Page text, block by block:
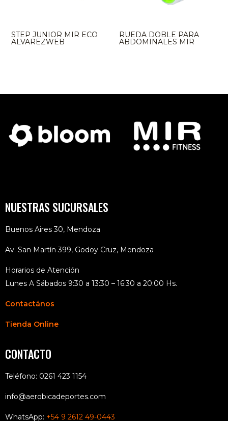
STEP JUNIOR MIR ECO
ALVAREZWEB
RUEDA DOBLE PARA
ABDOMINALES MIR
NUESTRAS SUCURSALES
Buenos Aires 30, Mendoza
Av. San Martín 399, Godoy Cruz, Mendoza
Horarios de Atención
Lunes A Sábados 9:30 a 13:30 – 16:30 a 20:00 Hs.
Contactános
Tienda Online
CONTACTO
Teléfono: 0261 423 1154
info@aerobicadeportes.com
WhatsApp: +54 9 2612 49-0443